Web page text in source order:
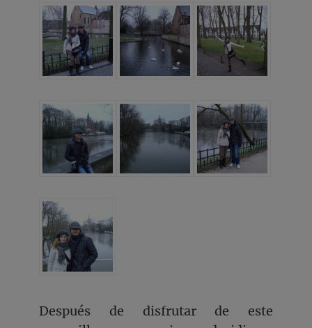
Después de disfrutar de este